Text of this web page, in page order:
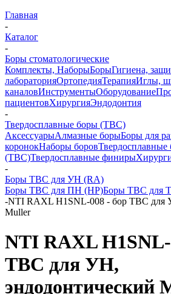
Главная
-
Каталог
-
Боры стоматологические
Комплекты, НаборыБорыГигиена,
лабораторияОртопедияТерапияИглы,
каналовИнструментыОборудование
пациентовХирургияЭндодонтия
-
Твердосплавные боры (ТВС)
АксессуарыАлмазные борыБоры для
коронокНаборы боровТвердосплавные
(ТВС)Твердосплавные финиры
-
Боры ТВС для УН (RA)
Боры ТВС для ПН (HP)Боры ТВС для
-NTI RAXL H1SNL-008 - бор ТВС для
Muller
NTI RAXL H1SNL-
ТВС для УН,
эндодонтический